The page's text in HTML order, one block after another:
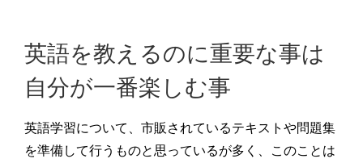
英語を教えるのに重要な事は
自分が一番楽しむ事
英語学習について、市販されているテキストや問題集
を準備して行うものと思っているが多く、このことは